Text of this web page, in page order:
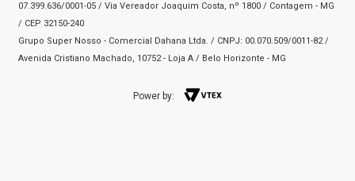
07.399.636/0001-05 / Via Vereador Joaquim Costa, nº 1800 / Contagem - MG
/ CEP 32150-240
Grupo Super Nosso - Comercial Dahana Ltda. / CNPJ: 00.070.509/0011-82 /
Avenida Cristiano Machado, 10752 - Loja A / Belo Horizonte - MG
Power by: